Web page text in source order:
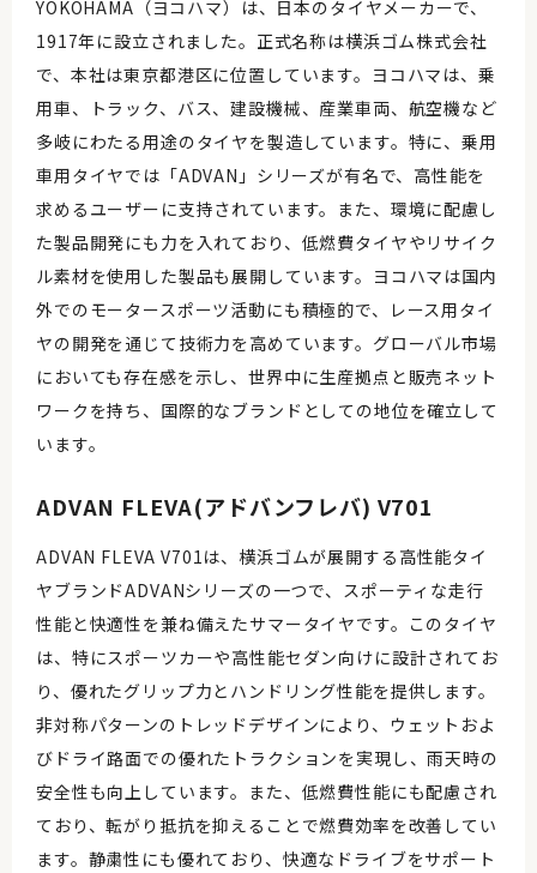
YOKOHAMA（ヨコハマ）は、日本のタイヤメーカーで、
1917年に設立されました。正式名称は横浜ゴム株式会社
で、本社は東京都港区に位置しています。ヨコハマは、乗
用車、トラック、バス、建設機械、産業車両、航空機など
多岐にわたる用途のタイヤを製造しています。特に、乗用
車用タイヤでは「ADVAN」シリーズが有名で、高性能を
求めるユーザーに支持されています。また、環境に配慮し
た製品開発にも力を入れており、低燃費タイヤやリサイク
ル素材を使用した製品も展開しています。ヨコハマは国内
外でのモータースポーツ活動にも積極的で、レース用タイ
ヤの開発を通じて技術力を高めています。グローバル市場
においても存在感を示し、世界中に生産拠点と販売ネット
ワークを持ち、国際的なブランドとしての地位を確立して
います。
ADVAN FLEVA(アドバンフレバ) V701
ADVAN FLEVA V701は、横浜ゴムが展開する高性能タイ
ヤブランドADVANシリーズの一つで、スポーティな走行
性能と快適性を兼ね備えたサマータイヤです。このタイヤ
は、特にスポーツカーや高性能セダン向けに設計されてお
り、優れたグリップ力とハンドリング性能を提供します。
非対称パターンのトレッドデザインにより、ウェットおよ
びドライ路面での優れたトラクションを実現し、雨天時の
安全性も向上しています。また、低燃費性能にも配慮され
ており、転がり抵抗を抑えることで燃費効率を改善してい
ます。静粛性にも優れており、快適なドライブをサポート